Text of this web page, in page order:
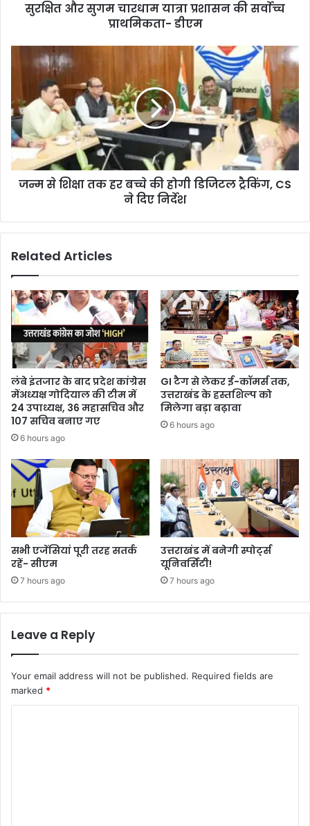
सुरक्षित और सुगम चारधाम यात्रा प्रशासन की सर्वाेच्च
प्राथमिकता- डीएम
जन्म से शिक्षा तक हर बच्चे की होगी डिजिटल ट्रैकिंग, CS
ने दिए निर्देश
Related Articles
लंबे इंतजार के बाद प्रदेश कांग्रेस
मेंअध्यक्ष गोदियाल की टीम में
24 उपाध्यक्ष, 36 महासचिव और
107 सचिव बनाए गए
6 hours ago
GI टैग से लेकर ई-कॉमर्स तक,
उत्तराखंड के हस्तशिल्प को
मिलेगा बड़ा बढ़ावा
6 hours ago
सभी एजेंसियां पूरी तरह सतर्क
रहें- सीएम
7 hours ago
उत्तराखंड में बनेगी स्पोर्ट्स
यूनिवर्सिटी!
7 hours ago
Leave a Reply
Your email address will not be published. Required fields are
marked *